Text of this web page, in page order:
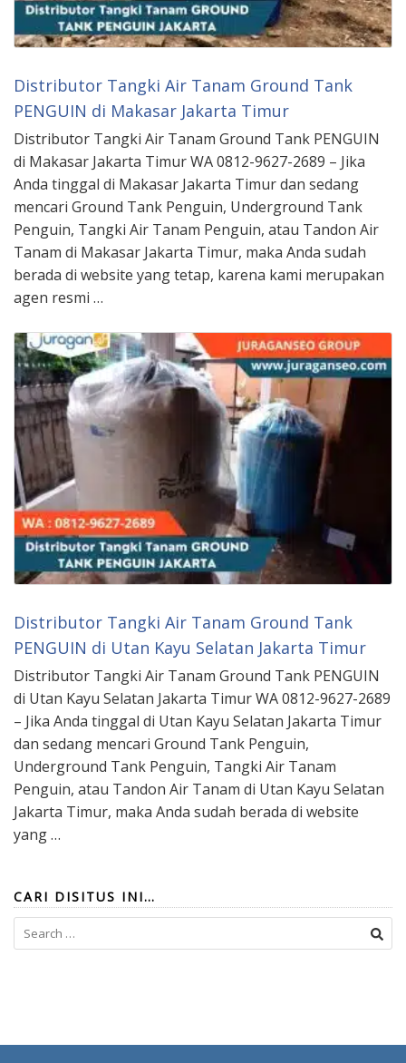
Distributor Tangki Air Tanam Ground Tank
PENGUIN di Makasar Jakarta Timur
Distributor Tangki Air Tanam Ground Tank PENGUIN
di Makasar Jakarta Timur WA 0812-9627-2689 – Jika
Anda tinggal di Makasar Jakarta Timur dan sedang
mencari Ground Tank Penguin, Underground Tank
Penguin, Tangki Air Tanam Penguin, atau Tandon Air
Tanam di Makasar Jakarta Timur, maka Anda sudah
berada di website yang tetap, karena kami merupakan
agen resmi …
Distributor Tangki Air Tanam Ground Tank
PENGUIN di Utan Kayu Selatan Jakarta Timur
Distributor Tangki Air Tanam Ground Tank PENGUIN
di Utan Kayu Selatan Jakarta Timur WA 0812-9627-2689
– Jika Anda tinggal di Utan Kayu Selatan Jakarta Timur
dan sedang mencari Ground Tank Penguin,
Underground Tank Penguin, Tangki Air Tanam
Penguin, atau Tandon Air Tanam di Utan Kayu Selatan
Jakarta Timur, maka Anda sudah berada di website
yang …
CARI DISITUS INI…
Search
for: